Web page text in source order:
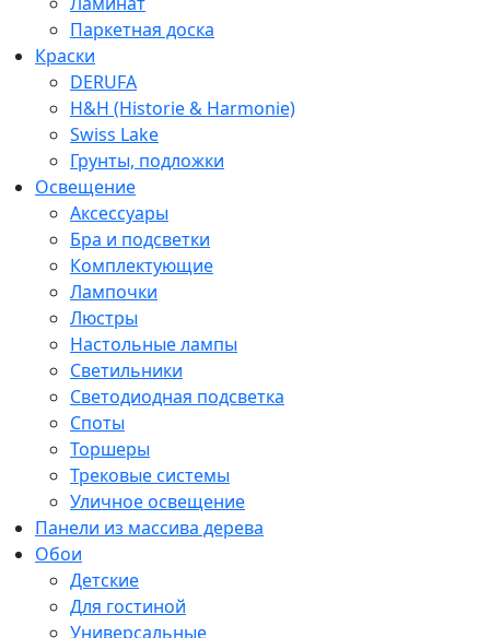
Паркетная доска
Краски
DERUFA
H&H (Historie & Harmonie)
Swiss Lake
Грунты, подложки
Освещение
Аксессуары
Бра и подсветки
Комплектующие
Лампочки
Люстры
Настольные лампы
Светильники
Светодиодная подсветка
Споты
Торшеры
Трековые системы
Уличное освещение
Панели из массива дерева
Обои
Детские
Для гостиной
Универсальные